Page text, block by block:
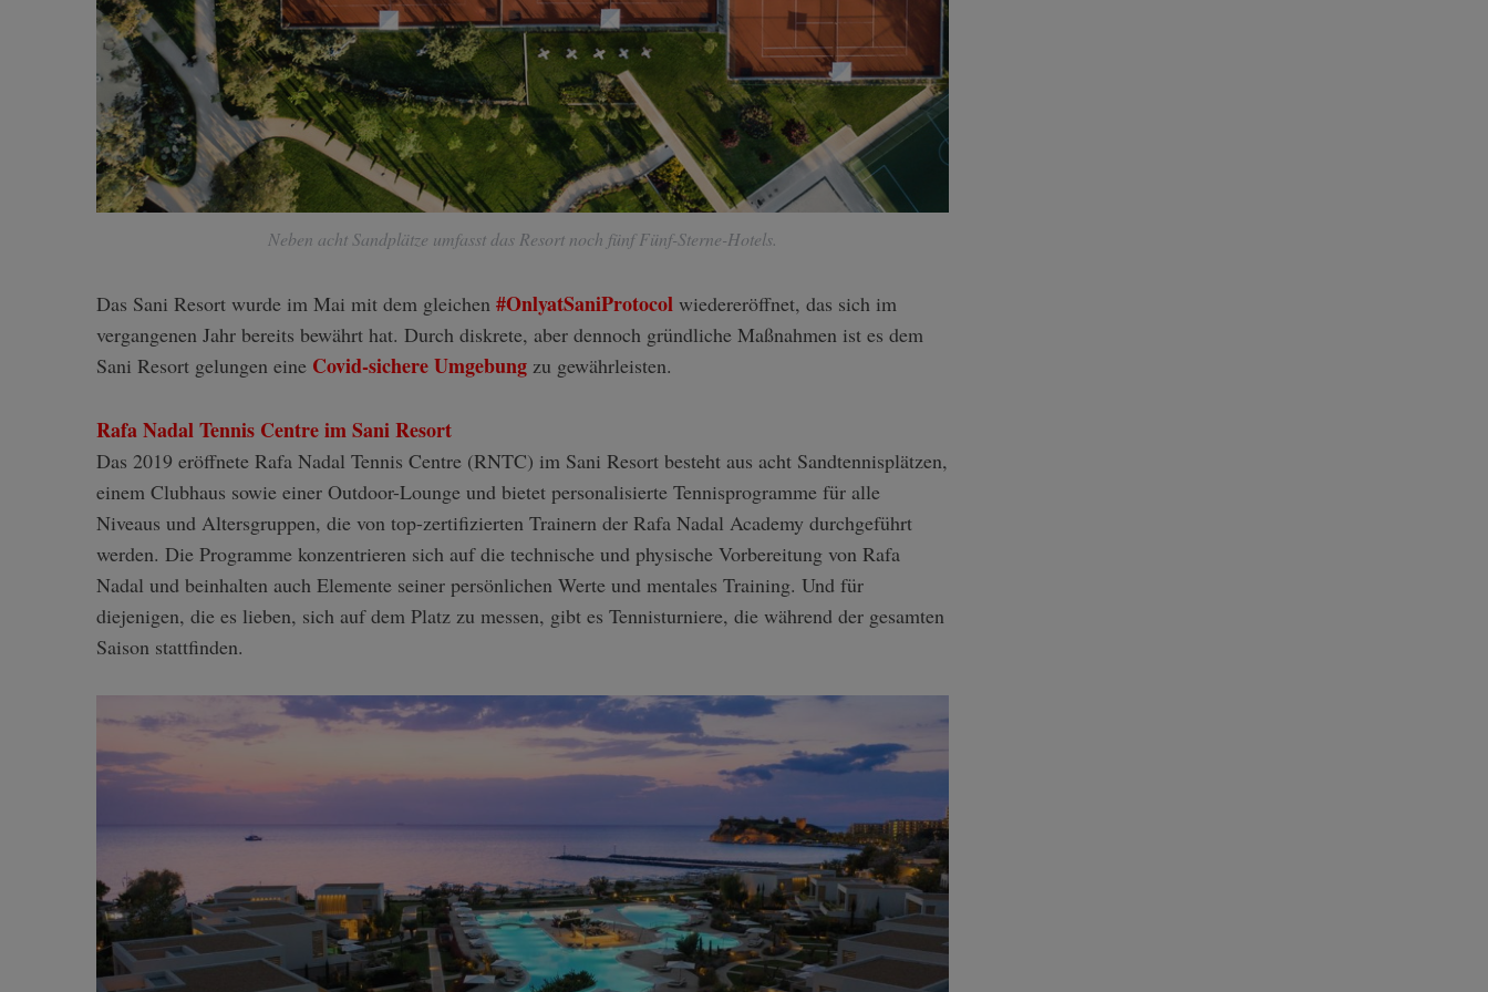
Neben acht Sandplätze umfasst das Resort noch fünf Fünf-Sterne-Hotels.
Das Sani Resort wurde im Mai mit dem gleichen #OnlyatSaniProtocol wiedereröffnet, das sich im
vergangenen Jahr bereits bewährt hat. Durch diskrete, aber dennoch gründliche Maßnahmen ist es dem
Sani Resort gelungen eine Covid-sichere Umgebung zu gewährleisten.
Rafa Nadal Tennis Centre im Sani Resort
Das 2019 eröffnete Rafa Nadal Tennis Centre (RNTC) im Sani Resort besteht aus acht Sandtennisplätzen,
einem Clubhaus sowie einer Outdoor-Lounge und bietet personalisierte Tennisprogramme für alle
Niveaus und Altersgruppen, die von top-zertifizierten Trainern der Rafa Nadal Academy durchgeführt
werden. Die Programme konzentrieren sich auf die technische und physische Vorbereitung von Rafa
Nadal und beinhalten auch Elemente seiner persönlichen Werte und mentales Training. Und für
diejenigen, die es lieben, sich auf dem Platz zu messen, gibt es Tennisturniere, die während der gesamten
Saison stattfinden.